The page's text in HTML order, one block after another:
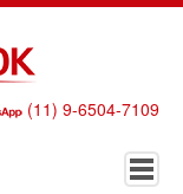
(11) 9-6504-7109